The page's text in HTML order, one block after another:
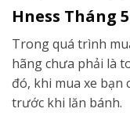
Hness Tháng
Trong quá trình
hãng chưa phải là
đó, khi mua xe bạn
trước khi lăn bánh.